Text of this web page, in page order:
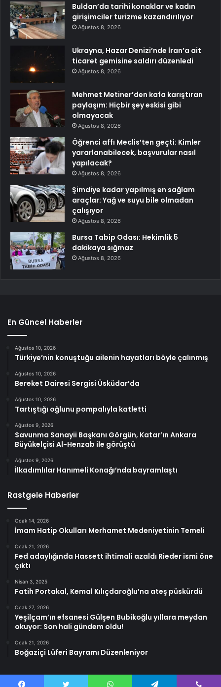
Buldan’da tarihi konaklar ve kadın
girişimciler turizme kazandırılıyor
Ağustos 8, 2026
Ukrayna, Hazar Denizi’nde İran’a ait
ticaret gemisine saldırı düzenledi
Ağustos 8, 2026
Mehmet Metiner’den kafa karıştıran
paylaşım: Hiçbir şey eskisi gibi
olmayacak
Ağustos 8, 2026
Öğrenci affı Meclis’ten geçti: Kimler
yararlanabilecek, başvurular nasıl
yapılacak?
Ağustos 8, 2026
Şimdiye kadar yapılmış en sağlam
araçlar: Yağ ve suyu bile olmadan
çalışıyor
Ağustos 8, 2026
Bursa Tabip Odası: Hekimlik 5
dakikaya sığmaz
Ağustos 8, 2026
En Güncel Haberler
Ağustos 10, 2026
Türkiye’nin konuştuğu ailenin hayatları böyle çalınmış
Ağustos 10, 2026
Bereket Dairesi Sergisi Üsküdar’da
Ağustos 10, 2026
Tartıştığı oğlunu pompalıyla katletti
Ağustos 9, 2026
Savunma Sanayii Başkanı Görgün, Katar’ın Ankara
Büyükelçisi Al-Henzab ile görüştü
Ağustos 9, 2026
İlkadımlılar Hanımeli Konağı’nda bayramlaştı
Rastgele Haberler
Ocak 14, 2026
İmam Hatip Okulları Merhamet Medeniyetinin Temeli
Ocak 21, 2026
Fed adaylığında Hassett ihtimali azaldı Rieder ismi öne
çıktı
Nisan 3, 2025
Fatih Portakal, Kemal Kılıçdaroğlu’na ateş püskürdü
Ocak 27, 2026
Yeşilçam’ın efsanesi Gülşen Bubikoğlu yıllara meydan
okuyor: Son hali gündem oldu!
Ocak 21, 2026
Boğaziçi Lüferi Bayramı Düzenleniyor